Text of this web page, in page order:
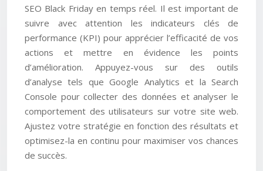
SEO Black Friday en temps réel. Il est important de
suivre avec attention les indicateurs clés de
performance (KPI) pour apprécier l’efficacité de vos
actions et mettre en évidence les points
d’amélioration. Appuyez-vous sur des outils
d’analyse tels que Google Analytics et la Search
Console pour collecter des données et analyser le
comportement des utilisateurs sur votre site web.
Ajustez votre stratégie en fonction des résultats et
optimisez-la en continu pour maximiser vos chances
de succès.